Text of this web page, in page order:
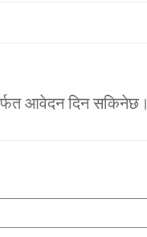
आवेदन दिन सकिनेछ।